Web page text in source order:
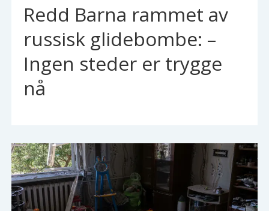
Redd Barna rammet av
russisk glidebombe: –
Ingen steder er trygge
nå